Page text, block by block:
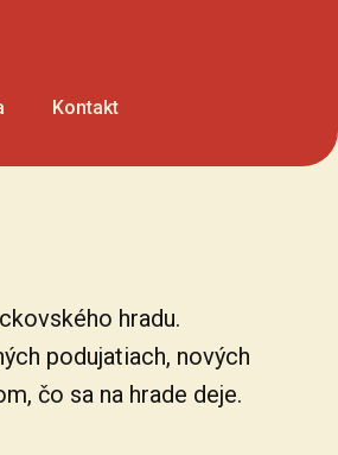
Kontakt
hradu.
podujatiach, nových
čo sa na hrade deje.